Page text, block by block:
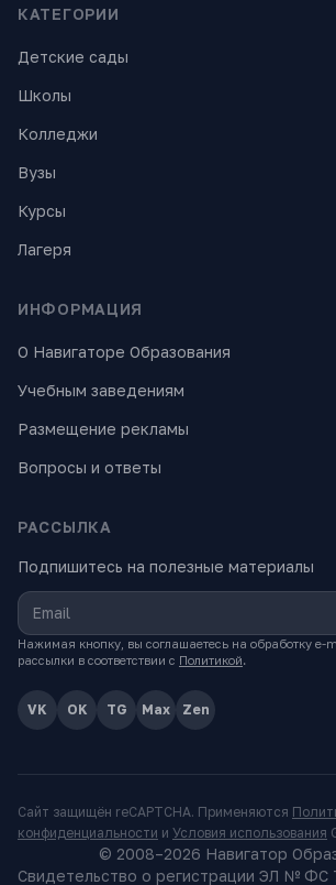
КАТЕГОРИИ
Детские сады
Школы
Колледжи
Вузы
Курсы
Лагеря
ИНФОРМАЦИЯ
О Навигаторе Образования
Учебным заведениям
Размещение рекламы
Вопросы и ответы
РАССЫЛКА
Подпишитесь на полезные материалы
Нажимая кнопку, вы соглашаетесь на обработку e-
рассылки в соответствии с Политикой.
VK OK TG Max Zen
Сайт защищён reCAPTCHA. Применяются
конфиденциальности и Условия использования
© 2008–2026 Навигатор
Свидетельство о регистрации ЭЛ № ФС